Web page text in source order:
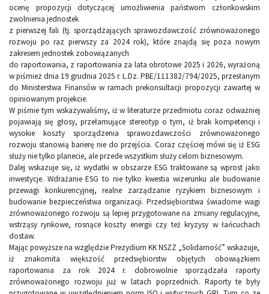
ocenę propozycji dotyczącej umożliwienia państwom członkowskim
zwolnienia jednostek
z pierwszej fali (tj. sporządzających sprawozdawczość zrównoważonego
rozwoju po raz pierwszy za 2024 rok), które znajdą się poza nowym
zakresem jednostek zobowiązanych
do raportowania, z raportowania za lata obrotowe 2025 i 2026, wyrażoną
w piśmiez dnia 19 grudnia 2025 r. L.Dz. PBE/111382/794/2025, przesłanym
do Ministerstwa Finansów w ramach prekonsultacji propozycji zawartej w
opiniowanym projekcie.
W piśmie tym wskazywaliśmy, iż w literaturze przedmiotu coraz odważniej
pojawiają się głosy, przełamujące stereotyp o tym, iż brak kompetencji i
wysokie koszty sporządzenia sprawozdawczości zrównoważonego
rozwoju stanowią barierę nie do przejścia. Coraz częściej mówi się iż ESG
służy nie tylko planecie, ale przede wszystkim służy celom biznesowym.
Dalej wskazuje się, iż wydatki w obszarze ESG traktowane są wprost jako
inwestycje. Wdrażanie ESG to nie tylko kwestia wizerunku ale budowanie
przewagi konkurencyjnej, realne zarządzanie ryzykiem biznesowym i
budowanie bezpieczeństwa organizacji. Przedsiębiorstwa świadome wagi
zrównoważonego rozwoju są lepiej przygotowane na zmiany regulacyjne,
wstrząsy rynkowe, rosnące koszty energii czy też kryzysy w łańcuchach
dostaw.
Mając powyższe na względzie Prezydium KK NSZZ „Solidarność” wskazuje,
iż znakomita większość przedsiębiorstw objętych obowiązkiem
raportowania za rok 2024 r. dobrowolnie sporządzała raporty
zrównoważonego rozwoju już w latach poprzednich. Raporty te były